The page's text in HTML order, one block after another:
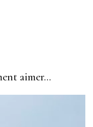
aimer...